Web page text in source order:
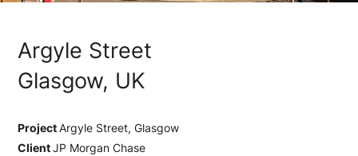
Argyle Street
Glasgow, UK
Project Argyle Street, Glasgow
ClientJP Morgan Chase